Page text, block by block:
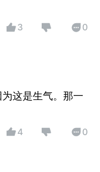
3 0
这是生气。那一
4 0